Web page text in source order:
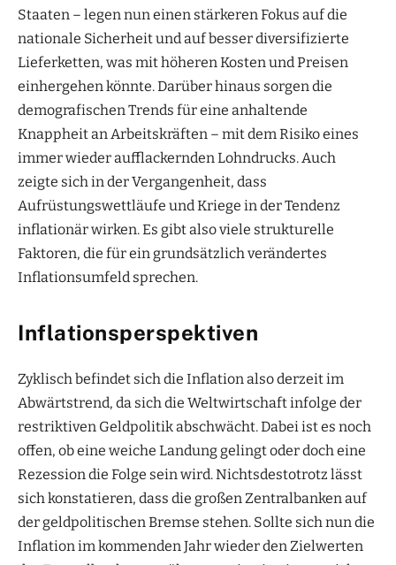
Staaten – legen nun einen stärkeren Fokus auf die
nationale Sicherheit und auf besser diversifizierte
Lieferketten, was mit höheren Kosten und Preisen
einhergehen könnte. Darüber hinaus sorgen die
demografischen Trends für eine anhaltende
Knappheit an Arbeitskräften – mit dem Risiko eines
immer wieder aufflackernden Lohndrucks. Auch
zeigte sich in der Vergangenheit, dass
Aufrüstungswettläufe und Kriege in der Tendenz
inflationär wirken. Es gibt also viele strukturelle
Faktoren, die für ein grundsätzlich verändertes
Inflationsumfeld sprechen.
Inflationsperspektiven
Zyklisch befindet sich die Inflation also derzeit im
Abwärtstrend, da sich die Weltwirtschaft infolge der
restriktiven Geldpolitik abschwächt. Dabei ist es noch
offen, ob eine weiche Landung gelingt oder doch eine
Rezession die Folge sein wird. Nichtsdestotrotz lässt
sich konstatieren, dass die großen Zentralbanken auf
der geldpolitischen Bremse stehen. Sollte sich nun die
Inflation im kommenden Jahr wieder den Zielwerten